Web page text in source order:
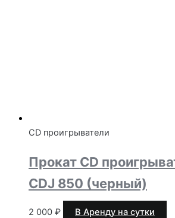
CD проигрыватели
Прокат CD
CDJ 850 (черный)
2 000 ₽ В Аренду на сутки